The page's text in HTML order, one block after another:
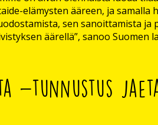
elämysten ääreen, ja
sen sanoittamista ja
äärellä”, sanoo
-tunnustus